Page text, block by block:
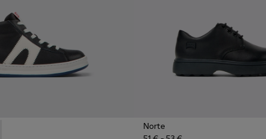
Norte